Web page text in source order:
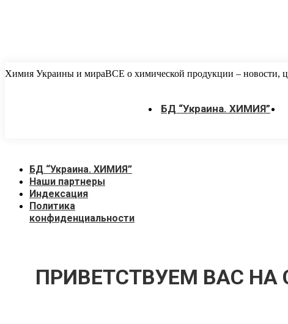
к
Химия Украины и мираВСЕ о химической продукции – новости,
БД “Украина. ХИМИЯ”
БД “Украина. ХИМИЯ”
Наши партнеры
Индексация
Политика
конфиденциальности
ПРИВЕТСТВУЕМ ВАС НА